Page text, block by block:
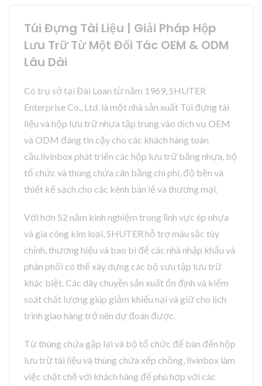
Túi Đựng Tài Liệu | Giải Pháp Hộp
Lưu Trữ Từ Một Đối Tác OEM & ODM
Lâu Dài
Có trụ sở tại Đài Loan từ năm 1969, SHUTER
Enterprise Co., Ltd. là một nhà sản xuất Túi đựng tài
liệu và hộp lưu trữ nhựa tập trung vào dịch vụ OEM
và ODM đáng tin cậy cho các khách hàng toàn
cầu.livinbox phát triển các hộp lưu trữ bằng nhựa, bộ
tổ chức và thùng chứa cân bằng chi phí, độ bền và
thiết kế sạch cho các kênh bán lẻ và thương mại.
Với hơn 52 năm kinh nghiệm trong lĩnh vực ép nhựa
và gia công kim loại, SHUTER hỗ trợ màu sắc tùy
chỉnh, thương hiệu và bao bì để các nhà nhập khẩu và
phân phối có thể xây dựng các bộ sưu tập lưu trữ
khác biệt. Các dây chuyền sản xuất ổn định và kiểm
soát chất lượng giúp giảm khiếu nại và giữ cho lịch
trình giao hàng trở nên dự đoán được.
Từ thùng chứa gập lại và bộ tổ chức để bàn đến hộp
lưu trữ tài liệu và thùng chứa xếp chồng, livinbox làm
việc chặt chẽ với khách hàng để phù hợp với các